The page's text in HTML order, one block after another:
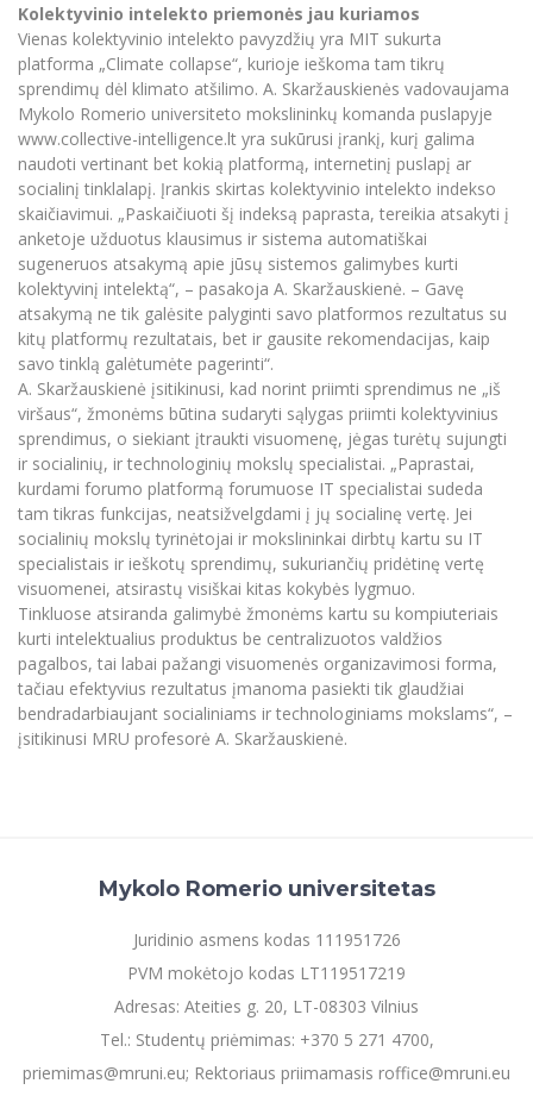
Kolektyvinio intelekto priemonės jau kuriamos
Vienas kolektyvinio intelekto pavyzdžių yra MIT sukurta
platforma „Climate collapse“, kurioje ieškoma tam tikrų
sprendimų dėl klimato atšilimo. A. Skaržauskienės vadovaujama
Mykolo Romerio universiteto mokslininkų komanda puslapyje
www.collective-intelligence.lt yra sukūrusi įrankį, kurį galima
naudoti vertinant bet kokią platformą, internetinį puslapį ar
socialinį tinklalapį. Įrankis skirtas kolektyvinio intelekto indekso
skaičiavimui. „Paskaičiuoti šį indeksą paprasta, tereikia atsakyti į
anketoje užduotus klausimus ir sistema automatiškai
sugeneruos atsakymą apie jūsų sistemos galimybes kurti
kolektyvinį intelektą“, – pasakoja A. Skaržauskienė. – Gavę
atsakymą ne tik galėsite palyginti savo platformos rezultatus su
kitų platformų rezultatais, bet ir gausite rekomendacijas, kaip
savo tinklą galėtumėte pagerinti“.
A. Skaržauskienė įsitikinusi, kad norint priimti sprendimus ne „iš
viršaus“, žmonėms būtina sudaryti sąlygas priimti kolektyvinius
sprendimus, o siekiant įtraukti visuomenę, jėgas turėtų sujungti
ir socialinių, ir technologinių mokslų specialistai. „Paprastai,
kurdami forumo platformą forumuose IT specialistai sudeda
tam tikras funkcijas, neatsižvelgdami į jų socialinę vertę. Jei
socialinių mokslų tyrinėtojai ir mokslininkai dirbtų kartu su IT
specialistais ir ieškotų sprendimų, sukuriančių pridėtinę vertę
visuomenei, atsirastų visiškai kitas kokybės lygmuo.
Tinkluose atsiranda galimybė žmonėms kartu su kompiuteriais
kurti intelektualius produktus be centralizuotos valdžios
pagalbos, tai labai pažangi visuomenės organizavimosi forma,
tačiau efektyvius rezultatus įmanoma pasiekti tik glaudžiai
bendradarbiaujant socialiniams ir technologiniams mokslams“, –
įsitikinusi MRU profesorė A. Skaržauskienė.
Mykolo Romerio universitetas
Juridinio asmens kodas 111951726
PVM mokėtojo kodas LT119517219
Adresas: Ateities g. 20, LT-08303 Vilnius
Tel.: Studentų priėmimas: +370 5 271 4700,
priemimas@mruni.eu; Rektoriaus priimamasis roffice@mruni.eu